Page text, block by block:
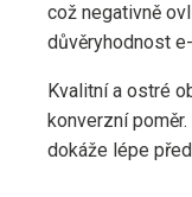
což negativně
důvěryhodnost
Kvalitní a ostré
konverzní
dokáže lépe